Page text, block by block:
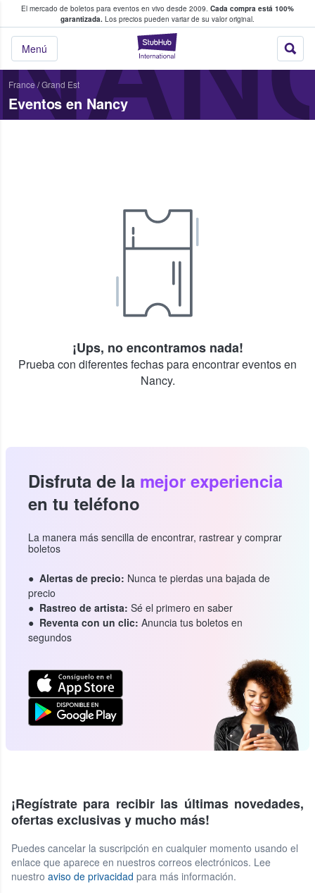
El mercado de boletos para eventos en vivo desde 2009. Cada compra está 100%
garantizada. Los precios pueden variar de su valor original.
StubHub: donde
Menú
fans compran y venden boletos
France/Grand Est
Eventos en Nancy
¡Ups, no encontramos nada!
Prueba con diferentes fechas para encontrar eventos en
Nancy.
Disfruta de la mejor experiencia
en tu teléfono
La manera más sencilla de encontrar, rastrear y comprar
boletos
Alertas de precio: Nunca te pierdas una bajada de
precio
Rastreo de artista: Sé el primero en saber
Reventa con un clic: Anuncia tus boletos en
segundos
¡Regístrate para recibir las últimas novedades,
ofertas exclusivas y mucho más!
Puedes cancelar la suscripción en cualquier momento usando el
enlace que aparece en nuestros correos electrónicos. Lee
nuestro aviso de privacidad para más información.